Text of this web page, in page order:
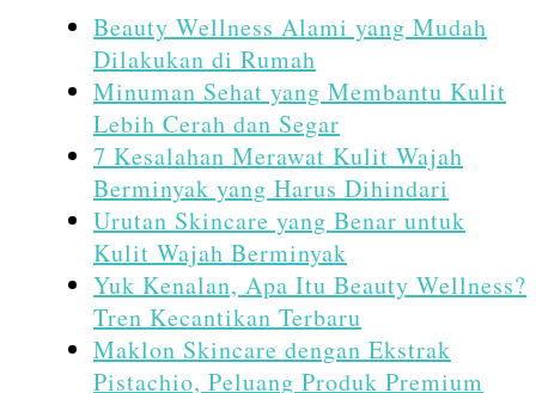
Beauty Wellness Alami yang Mudah
Dilakukan di Rumah
Minuman Sehat yang Membantu Kulit
Lebih Cerah dan Segar
7 Kesalahan Merawat Kulit Wajah
Berminyak yang Harus Dihindari
Urutan Skincare yang Benar untuk
Kulit Wajah Berminyak
Yuk Kenalan, Apa Itu Beauty Wellness?
Tren Kecantikan Terbaru
Maklon Skincare dengan Ekstrak
Pistachio, Peluang Produk Premium